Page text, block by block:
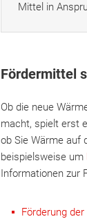
Mittel in
Fördermittel
Ob die neue
macht, spielt erst
ob Sie Wärme auf
beispielsweise um
Informationen zur
Förderung